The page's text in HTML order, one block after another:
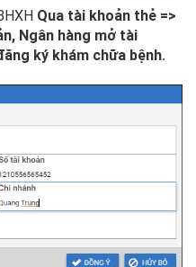
Qua tài khoản thẻ =>
Ngân hàng mở tài
ký khám chữa bệnh.